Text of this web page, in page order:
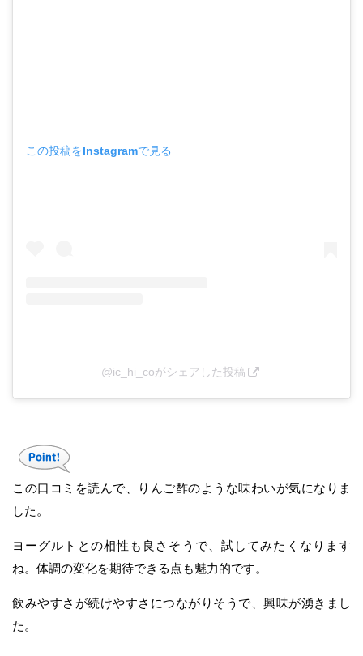
この投稿をInstagramで見る
@ic_hi_coがシェアした投稿
この口コミを読んで、りんご酢のような味わいが気になりま
した。
ヨーグルトとの相性も良さそうで、試してみたくなります
ね。体調の変化を期待できる点も魅力的です。
飲みやすさが続けやすさにつながりそうで、興味が湧きまし
た。